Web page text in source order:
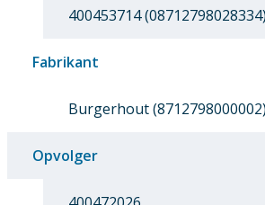
400453714 (08712798028334)
Fabrikant
Burgerhout (8712798000002)
Opvolger